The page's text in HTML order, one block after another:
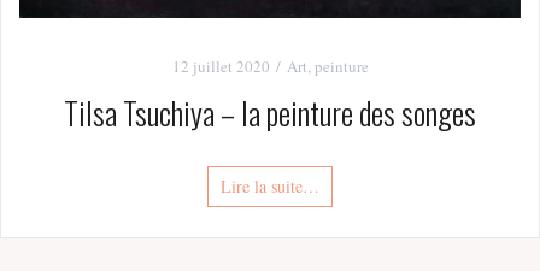
12 juillet 2020 Art,peinture
Tilsa Tsuchiya – la peinture des songes
Lire la suite…